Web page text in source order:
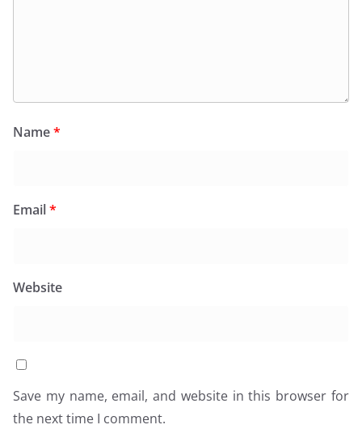
Name*
Email*
Website
Save my name, email, and website in this browser for
the next time I comment.